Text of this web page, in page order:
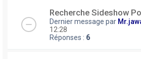
Recherche Sideshow
Dernier message par
12:28
Réponses : 6